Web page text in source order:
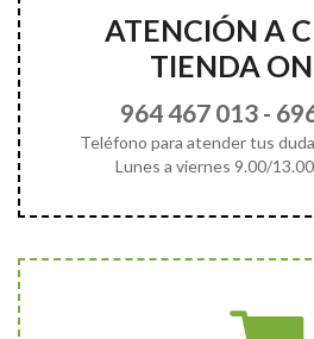
ATENCIÓN A
TIENDA
964 467 013-
Teléfono para atender tus
Lunes a viernes 9.00/